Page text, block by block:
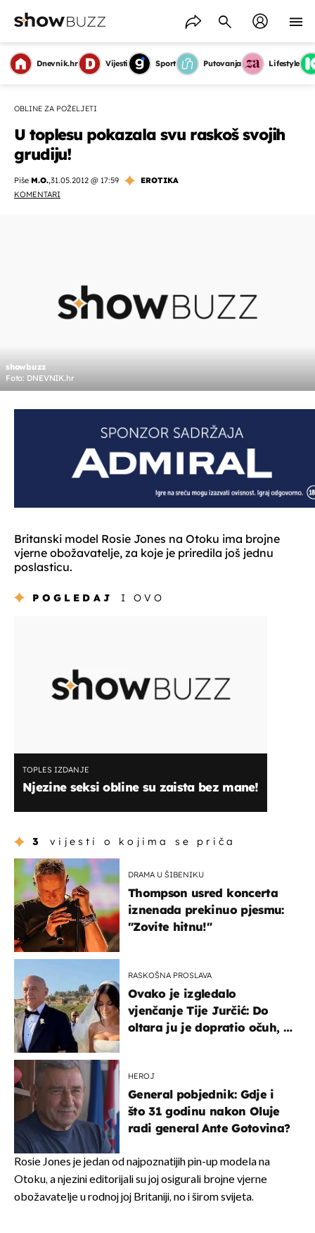
Dnevnik.hr Vijesti Sport Putovanja Lifestyle
OBLINE ZA POŽELJETI
U toplesu pokazala svu raskoš svojih
grudiju!
Piše M.O.,31.05.2012 @ 17:59
EROTIKA
KOMENTARI
showbuzz
Foto: DNEVNIK.hr
Britanski model Rosie Jones na Otoku ima brojne
vjerne obožavatelje, za koje je priredila još jednu
poslasticu.
POGLEDAJ I OVO
TOPLES IZDANJE
Njezine seksi obline su zaista bez mane!
3 vijesti o kojima se priča
DRAMA U ŠIBENIKU
Thompson usred koncerta
iznenada prekinuo pjesmu:
"Zovite hitnu!"
RASKOŠNA PROSLAVA
Ovako je izgledalo
vjenčanje Tije Jurčić: Do
oltara ju je dopratio očuh, a
HEROJ
General pobjednik: Gdje i
što 31 godinu nakon Oluje
radi general Ante Gotovina?
Rosie Jones je jedan od najpoznatijih pin-up modela na
Otoku, a njezini editorijali su joj osigurali brojne vjerne
obožavatelje u rodnoj joj Britaniji, no i širom svijeta.